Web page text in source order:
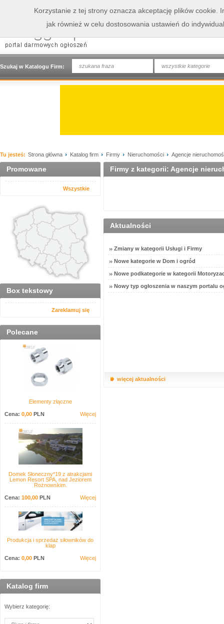
Szukaj w Katalogu Firm: wszystkie kategorie
Tu jesteś: Strona główna Katalog firm Firmy Nieruchomości Agencje
Promowane
Wszystkie
Box tekstowy
Zareklamuj się
Polecane
Elementy złączne
Cena: 0,00 PLN Więcej
Domek Słoneczny*19 z atrakcjami
Lemon Resort SPA, nad Jeziorem
Rożnowskim.
Cena: 100,00 PLN Więcej
Produkcja i sprzedaż siłowników do
klap
Cena: 0,00 PLN Więcej
Katalog firm
Wybierz kategorię:
Firmy z kategorii: Agencje
Aktualności
Zmiany w kategorii Usługi i Firmy
Nowe kategorie w Dom i ogród
Nowe podkategorie w kategorii
Nowy typ ogłoszenia w naszym portalu
więcej aktualności
Korzystanie z tej strony oznacza akceptację plików cookie.
jak również w celu dostosowania ustawień do